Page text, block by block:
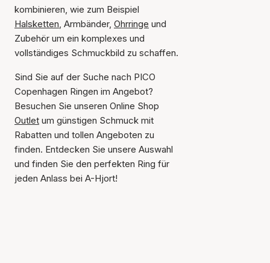
kombinieren, wie zum Beispiel
Halsketten, Armbänder, Ohrringe und
Zubehör um ein komplexes und
vollständiges Schmuckbild zu schaffen.
Sind Sie auf der Suche nach PICO
Copenhagen Ringen im Angebot?
Besuchen Sie unseren Online Shop
Outlet um günstigen Schmuck mit
Rabatten und tollen Angeboten zu
finden. Entdecken Sie unsere Auswahl
und finden Sie den perfekten Ring für
jeden Anlass bei A-Hjort!